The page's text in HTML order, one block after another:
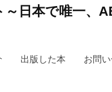
日本で唯一、
出版した本 お問